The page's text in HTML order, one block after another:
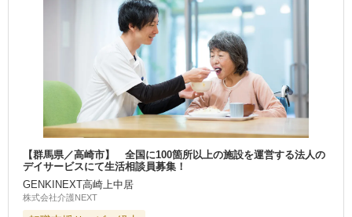
【群馬県／高崎市】 全国に100箇所以上の施設を運営する法人の
デイサービスにて生活相談員募集！
GENKINEXT高崎上中居
株式会社介護NEXT